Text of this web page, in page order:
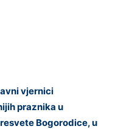
vjernici
praznika u
Bogorodice, u